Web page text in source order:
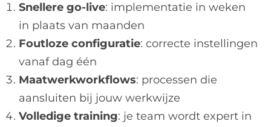
Snellere go-live: implementatie in weken
in plaats van maanden
Foutloze configuratie: correcte instellingen
vanaf dag één
Maatwerkworkflows: processen die
aansluiten bij jouw werkwijze
Volledige training: je team wordt expert in